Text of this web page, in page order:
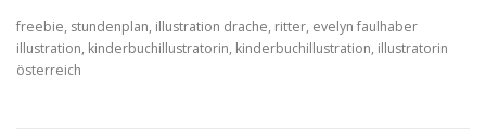
freebie, stundenplan, illustration drache, ritter, evelyn faulhaber
illustration, kinderbuchillustratorin, kinderbuchillustration, illustratorin
österreich